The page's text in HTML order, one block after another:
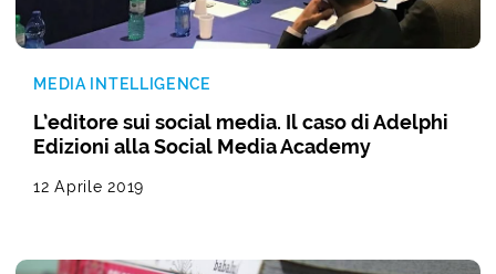
MEDIA INTELLIGENCE
L’editore sui social media. Il caso di Adelphi
Edizioni alla Social Media Academy
12 Aprile 2019